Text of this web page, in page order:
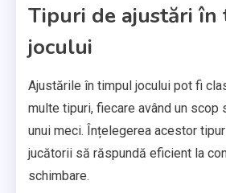
Tipuri de ajustări
jocului
Ajustările în timpul jocului pot fi
multe tipuri, fiecare având un scop
unui meci. Înțelegerea acestor
jucătorii să răspundă eficient la
schimbare.